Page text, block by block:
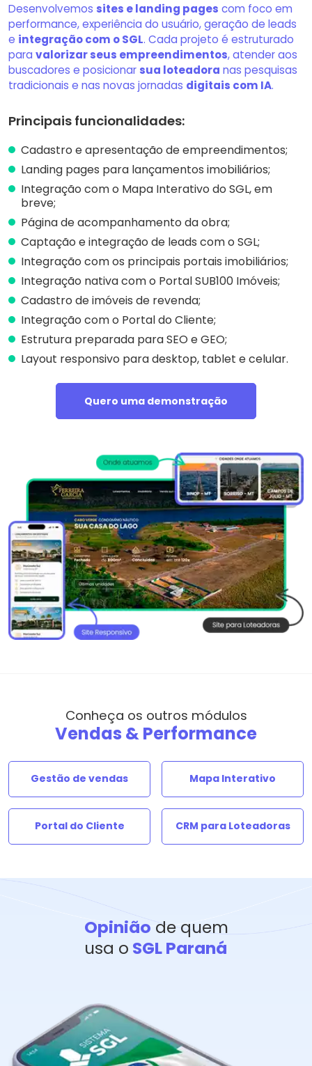
Desenvolvemos sites e landing pages com foco em
performance, experiência do usuário, geração de leads
e integração com o SGL. Cada projeto é estruturado
para valorizar seus empreendimentos, atender aos
buscadores e posicionar sua loteadora nas pesquisas
tradicionais e nas novas jornadas digitais com IA.
Principais funcionalidades:
Cadastro e apresentação de empreendimentos;
Landing pages para lançamentos imobiliários;
Integração com o Mapa Interativo do SGL, em
breve;
Página de acompanhamento da obra;
Captação e integração de leads com o SGL;
Integração com os principais portais imobiliários;
Integração nativa com o Portal SUB100 Imóveis;
Cadastro de imóveis de revenda;
Integração com o Portal do Cliente;
Estrutura preparada para SEO e GEO;
Layout responsivo para desktop, tablet e celular.
Quero uma demonstração
Conheça os outros módulos
Vendas & Performance
Gestão de vendas Mapa Interativo
Portal do Cliente CRM para Loteadoras
Opiniãode quem
usa o SGL Paraná